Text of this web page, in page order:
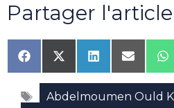
Partager l'article
Share
on
Facebook
Share
on
X
(Twitter)
Share
on
LinkedIn
Share
on
Email
Étiquettes
Abdelmoumen Ould